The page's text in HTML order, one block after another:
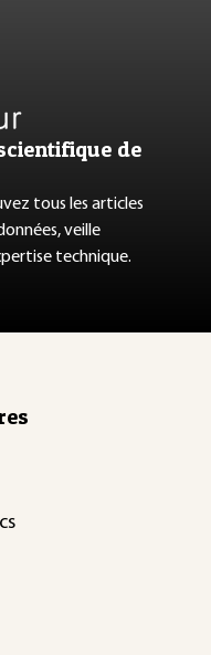
de
tous les articles
veille
technique.